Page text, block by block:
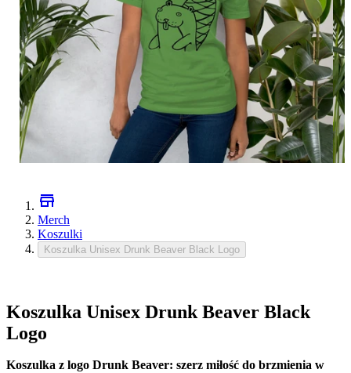
Merch
Koszulki
Koszulka Unisex Drunk Beaver Black Logo
Koszulka Unisex Drunk Beaver Black
Logo
Koszulka z logo Drunk Beaver: szerz miłość do brzmienia w